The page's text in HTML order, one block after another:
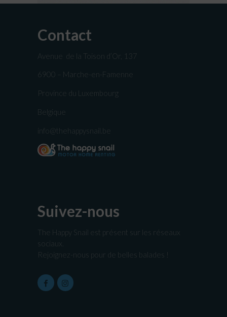
Contact
Avenue de la Toison d’Or, 137
6900 – Marche-en-Famenne
Province du Luxembourg
Belgique
info@thehappysnail.be
Suivez-nous
The Happy Snail est présent sur les réseaux
sociaux.
Rejoignez-nous pour de belles balades !